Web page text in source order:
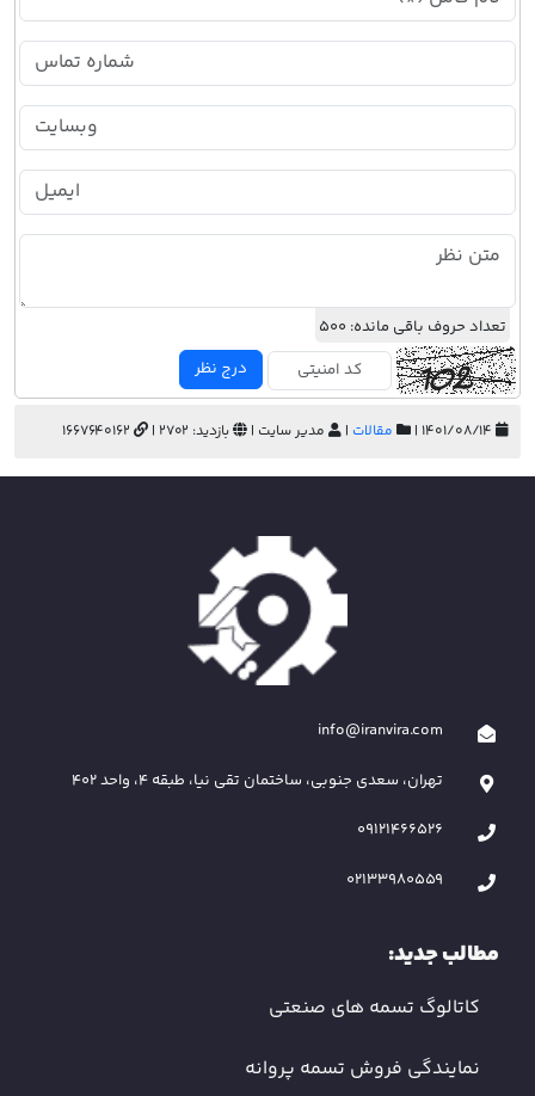
تعداد حروف باقی مانده: 500
درج نظر
مقالات | مدیر سایت | بازدید: 2702 | 1667640162
info@iranvira.com
تهران، سعدی جنوبی، ساختمان تقی نیا، طبقه 4، واحد 402
09121466526
02133980559
مطالب جدید:
کاتالوگ تسمه های صنعتی
نمایندگی فروش تسمه پروانه